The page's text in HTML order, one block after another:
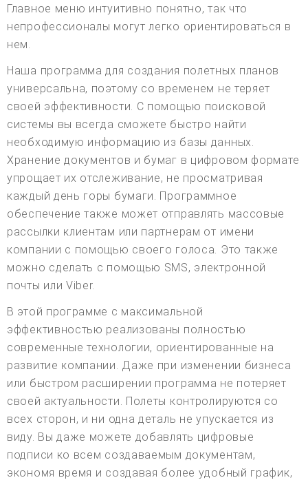
Главное меню интуитивно понятно, так что
непрофессионалы могут легко ориентироваться в
нем.
Наша программа для создания полетных планов
универсальна, поэтому со временем не теряет
своей эффективности. С помощью поисковой
системы вы всегда сможете быстро найти
необходимую информацию из базы данных.
Хранение документов и бумаг в цифровом формате
упрощает их отслеживание, не просматривая
каждый день горы бумаги. Программное
обеспечение также может отправлять массовые
рассылки клиентам или партнерам от имени
компании с помощью своего голоса. Это также
можно сделать с помощью SMS, электронной
почты или Viber.
В этой программе с максимальной
эффективностью реализованы полностью
современные технологии, ориентированные на
развитие компании. Даже при изменении бизнеса
или быстром расширении программа не потеряет
своей актуальности. Полеты контролируются со
всех сторон, и ни одна деталь не упускается из
виду. Вы даже можете добавлять цифровые
подписи ко всем создаваемым документам,
экономя время и создавая более удобный график,